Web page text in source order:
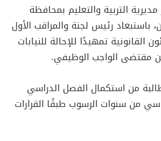
التربية والتعليم بمحافظة
باستبعاد رئيس لجنة والمراقب الأول
القانونية تمهيدًا للإحالة للنيابات
مقتضى الواجب الوظيفي.
من استكمال الفصل الدراسي
من سنوات الرسوب طبقًا القرارات